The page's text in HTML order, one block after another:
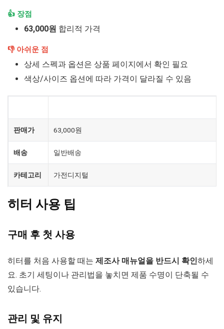
👍 장점
63,000원 합리적 가격
👎 아쉬운 점
상세 스펙과 옵션은 상품 페이지에서 확인 필요
색상/사이즈 옵션에 따라 가격이 달라질 수 있음
판매가 63,000원
배송 일반배송
카테고리 가전디지털
히터 사용 팁
구매 후 첫 사용
히터를 처음 사용할 때는 제조사 매뉴얼을 반드시 확인하세
요. 초기 세팅이나 관리법을 놓치면 제품 수명이 단축될 수
있습니다.
관리 및 유지